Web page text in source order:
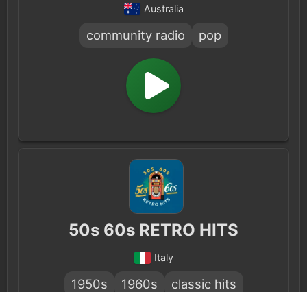
Australia
community radio pop
50s 60s RETRO HITS
Italy
1950s 1960s classic hits